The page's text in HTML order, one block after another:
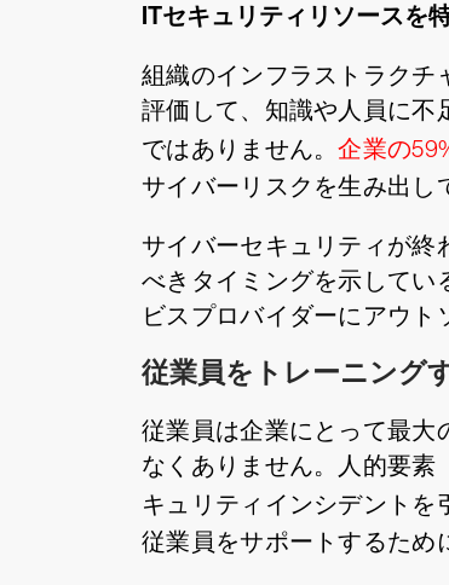
ITセキュリティリソースを
組織のインフラストラクチ
評価して、知識や人員に不
ではありません。企業の
サイバーリスクを生み出し
サイバーセキュリティが終
べきタイミングを示してい
ビスプロバイダーにアウト
従業員をトレーニング
従業員は企業にとって最大
なくありません。人的要素
キュリティインシデントを
従業員をサポートするため